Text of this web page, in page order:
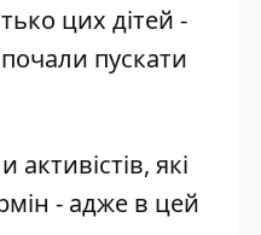
цих дітей -
пускати
активістів, які
- адже в цей